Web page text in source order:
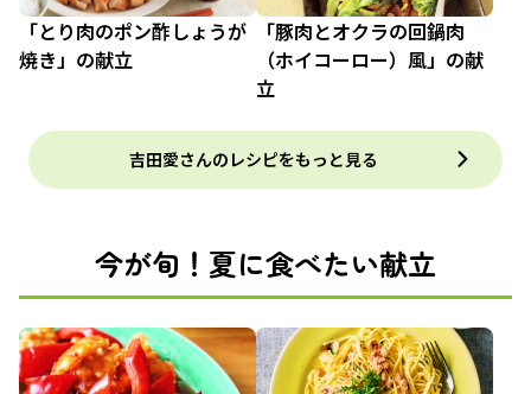
「とり肉のポン酢しょうが
焼き」の献立
「豚肉とオクラの回鍋肉
（ホイコーロー）風」の献
立
吉田愛さんのレシピをもっと見る
今が旬！夏に食べたい献立